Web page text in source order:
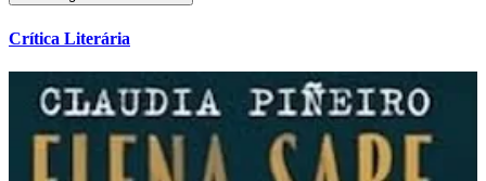
Crítica Literária